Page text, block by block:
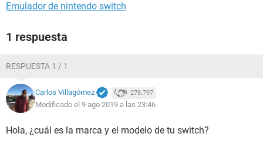
Emulador de nintendo switch
1 respuesta
RESPUESTA 1 / 1
Carlos Villagómez 278.797
Modificado el 9 ago 2019 a las 23:46
Hola, ¿cuál es la marca y el modelo de tu switch?